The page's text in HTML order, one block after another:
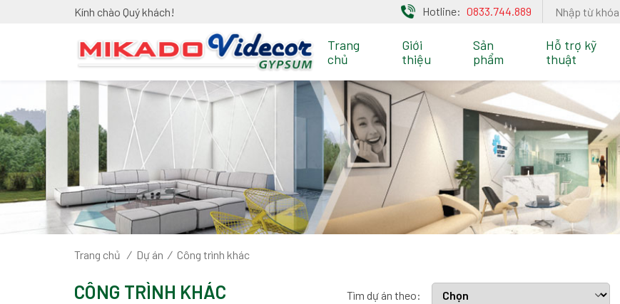
Kính chào Quý khách! Hotline: 0833.744.889
Trang
chủ
Giới
thiệu
Sản
phẩm
Hỗ trợ kỹ
thuật
Trang chủ / Dự án / Công trình khác
CÔNG TRÌNH KHÁC Tìm dự án theo: